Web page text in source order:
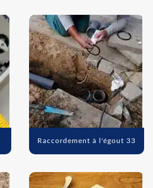
Raccordement à l'égout 33